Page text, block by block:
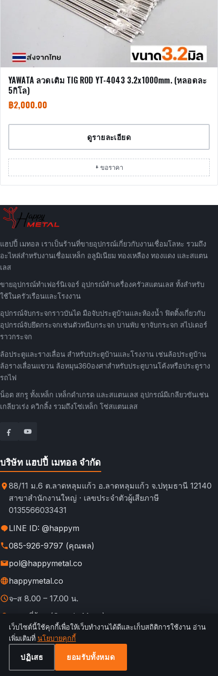
YAWATA ลวดเติม TIG ROD YT-4043 3.2x1000mm. (หลอดละ
5กิโล)
฿2,000.00
ดูรายละเอียด
+ ขอราคา
แฮปปี้ เมทอล เราเป็นร้านที่ขายอุปกรณ์เกี่ยวกับงานเชื่อมโลหะ รวมถึง
อะไหล่สำหรับงานเชื่อมเหล็ก อลูมิเนียม ทองเหลือง ทองแดง และสแตน
เลส
ขายอุปกรณ์ทำเฟอร์นิเจอร์ อุปกรณ์ทำเครื่องครัวสแตนเลส ทั้งสำหรับ
ใช้ในครัวเรือนและโรงงาน
อุปกรณ์จับกระจกราวบันได มือจับประตูบ้านและห้องน้ำ ฟิตติ้งเกี่ยวกับ
อุปกรณ์จับยึดกระจกเช่นตัวหนีบกระจก บานพับ ขาจับกระจก สไปเดอร์
ราวกระจก
ล้อประตูและรางเลื่อน สำหรับประตูบ้านและโรงงาน เช่นล้อประตูบ้าน
ล้อรางเลื่อนแขวน ล้อหมุน360องศาสำหรับประตูบานโค้งหรือประตูราง
รถไฟ
น็อต สกรู ทั้งเหล็ก เหล็กดำเกรด และสแตนเลส อุปกรณ์มีเกลียวขันเช่น
เกลียวเร่ง ควิกลิ้ง รวมถึงโซ่เหล็ก โซ่สแตนเลส
บริษัท แฮปปี้ เมทอล จำกัด
88/11 ม.6 ต.ลาดหลุมแก้ว อ.ลาดหลุมแก้ว จ.ปทุมธานี 12140
สาขาสำนักงานใหญ่ · เลขประจำตัวผู้เสียภาษี
0135566033431
LINE ID: @happym
085-926-9797 (คุณพล)
pol@happymetal.co
happymetal.co
จ–ส 8.00 – 17.00 น.
ดูแผนที่ร้าน (Google Maps)
© 2026 happymetal.co. All rights reserved.
ใช้บริการ
กฎการใช้งาน &
เป็นส่วนตัว
ตั้งค่าคุกกี้
เว็บไซต์นี้ใช้คุกกี้เพื่อให้เว็บทำงานได้ดีและเก็บสถิติการใช้งาน อ่าน
เพิ่มเติมที่ นโยบายคุกกี้
ปฏิเสธ ยอมรับทั้งหมด